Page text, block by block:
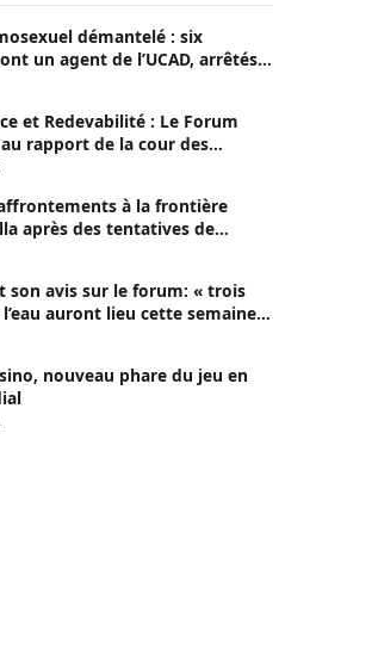
démantelé : six
un agent de l’UCAD, arrêtés à
; l’un avoue avoir propagé le
et Redevabilité : Le Forum
rapport de la cour des
à la frontière
après des tentatives de
son avis sur le forum: « trois
auront lieu cette semaine à
nouveau phare du jeu en